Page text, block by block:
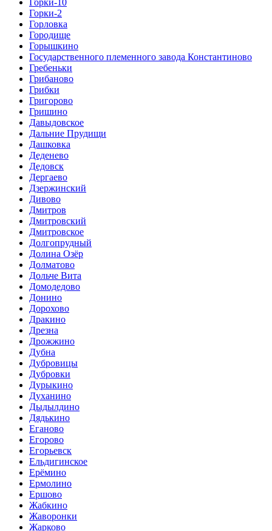
Горки-10
Горки-2
Горловка
Городище
Горышкино
Государственного племенного завода Константиново
Гребеньки
Грибаново
Грибки
Григорово
Гришино
Давыдовское
Дальние Прудищи
Дашковка
Деденево
Дедовск
Дергаево
Дзержинский
Дивово
Дмитров
Дмитровский
Дмитровское
Долгопрудный
Долина Озёр
Долматово
Дольче Вита
Домодедово
Донино
Дорохово
Дракино
Дрезна
Дрожжино
Дубна
Дубровицы
Дубровки
Дурыкино
Духанино
Дыдылдино
Дядькино
Еганово
Егорово
Егорьевск
Ельдигинское
Ерёмино
Ермолино
Ершово
Жабкино
Жаворонки
Жарково